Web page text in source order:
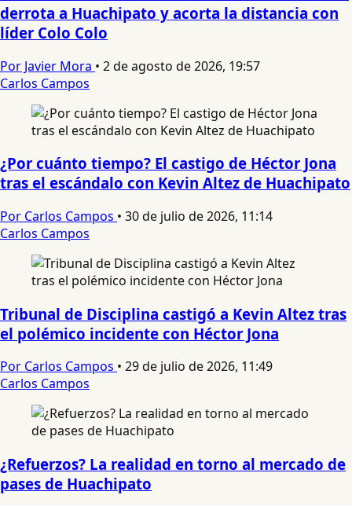
derrota a Huachipato y acorta la distancia con
líder Colo Colo
Por Javier Mora • 2 de agosto de 2026, 19:57
Carlos Campos
¿Por cuánto tiempo? El castigo de Héctor Jona
tras el escándalo con Kevin Altez de Huachipato
Por Carlos Campos • 30 de julio de 2026, 11:14
Carlos Campos
Tribunal de Disciplina castigó a Kevin Altez tras
el polémico incidente con Héctor Jona
Por Carlos Campos • 29 de julio de 2026, 11:49
Carlos Campos
¿Refuerzos? La realidad en torno al mercado de
pases de Huachipato